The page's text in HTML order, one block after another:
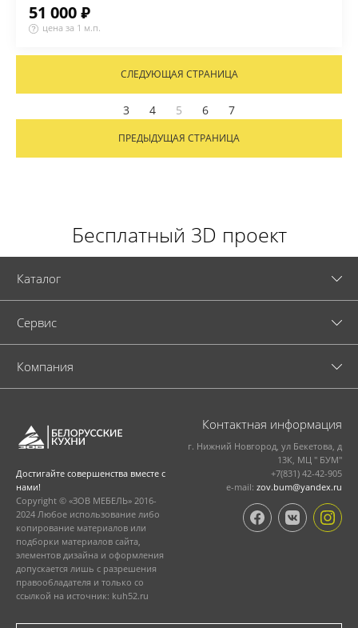
51 000 ₽
цена за 1 м.п.
СЛЕДУЮЩАЯ СТРАНИЦА
3 4 5 6 7
ПРЕДЫДУЩАЯ СТРАНИЦА
Бесплатный 3D проект
Достигайте совершенства вместе с
нами!
Copyright © «ЗОВ МЕБЕЛЬ» 2016-
2024 Любое использование либо
копирование материалов или
подборки материалов сайта,
элементов дизайна и оформления
допускается лишь с разрешения
правообладателя и только со
ссылкой на источник: kuh52.ru
Каталог
Cервис
Компания
Контактная информация
г. Нижний Новгород, ул Бекетова, д
13К, МЦ " БУМ"
+7(831) 42-42-905
e-mail: zov.bum@yandex.ru